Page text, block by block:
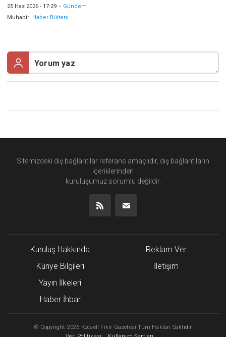
25 Haz 2026 - 17:29 - Gündem
Muhabir
Haber Bülteni
Sitemizdeki dış bağlantılar referans amaçlıdır, dış bağlantıların
içeriklerinden
kuruluşumuz sorumlu değildir.
Kuruluş Hakkında
Künye Bilgileri
Yayın İlkeleri
Haber İhbar
Reklam Ver
İletişim
© Copyright 2026 Kocaeli Fikir Gazetesi Tüm Hakları Saklıdır